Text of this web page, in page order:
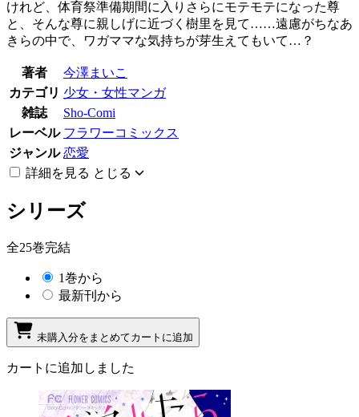
けれど、体育祭準備期間に入りさらにモテモテになった尊
と、そんな尊に親しげに近づく樹里を見て……遠慮がちなあ
きらの中で、ワガママな気持ちが芽生えてもいて…？
著者
今澤まいこ
カテゴリ 少女・女性マンガ
雑誌
Sho-Comi
レーベル フラワーコミックス
ジャンル 恋愛
詳細を見る とじる
シリーズ
全25巻完結
1巻から
最新刊から
未購入分をまとめてカートに追加
カートに追加しました